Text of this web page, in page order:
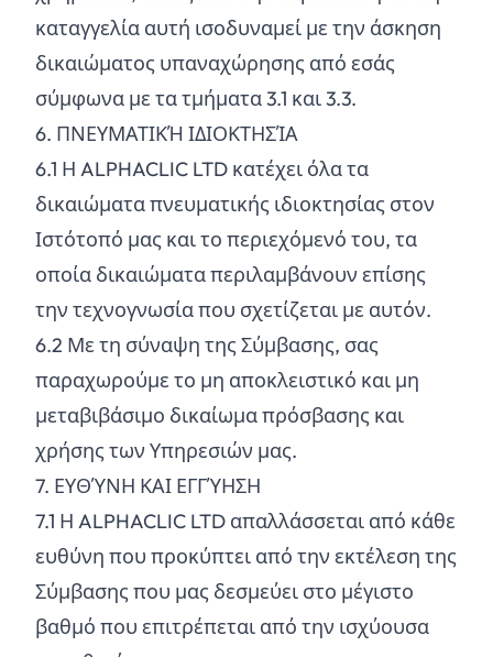
καταγγελία αυτή ισοδυναμεί με την άσκηση
δικαιώματος υπαναχώρησης από εσάς
σύμφωνα με τα τμήματα 3.1 και 3.3.
6. ΠΝΕΥΜΑΤΙΚΉ ΙΔΙΟΚΤΗΣΊΑ
6.1 Η ALPHACLIC LTD κατέχει όλα τα
δικαιώματα πνευματικής ιδιοκτησίας στον
Ιστότοπό μας και το περιεχόμενό του, τα
οποία δικαιώματα περιλαμβάνουν επίσης
την τεχνογνωσία που σχετίζεται με αυτόν.
6.2 Με τη σύναψη της Σύμβασης, σας
παραχωρούμε το μη αποκλειστικό και μη
μεταβιβάσιμο δικαίωμα πρόσβασης και
χρήσης των Υπηρεσιών μας.
7. ΕΥΘΎΝΗ ΚΑΙ ΕΓΓΎΗΣΗ
7.1 Η ALPHACLIC LTD απαλλάσσεται από κάθε
ευθύνη που προκύπτει από την εκτέλεση της
Σύμβασης που μας δεσμεύει στο μέγιστο
βαθμό που επιτρέπεται από την ισχύουσα